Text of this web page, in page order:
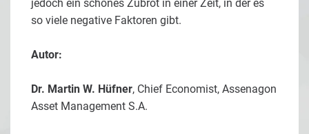
jedoch ein schönes Zubrot in einer Zeit, in der es
so viele negative Faktoren gibt.
Autor:
Dr. Martin W. Hüfner, Chief Economist, Assenagon
Asset Management S.A.